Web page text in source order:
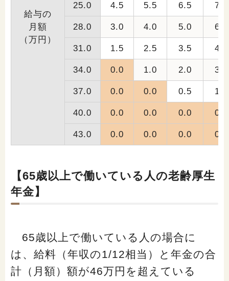
給与の
月額
（万円）
25.0 4.5 5.5 6.5 7.5
28.0 3.0 4.0 5.0 6.0
31.0 1.5 2.5 3.5 4.5
34.0 0.0 1.0 2.0 3.0
37.0 0.0 0.0 0.5 1.5
40.0 0.0 0.0 0.0 0.0
43.0 0.0 0.0 0.0 0.0
【65歳以上で働いている人の老齢厚生
年金】
65歳以上で働いている人の場合に
は、給料（年収の1/12相当）と年金の合
計（月額）額が46万円を超えている